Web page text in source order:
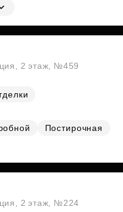
2 этаж, №459
Постирочная
2 этаж, №224